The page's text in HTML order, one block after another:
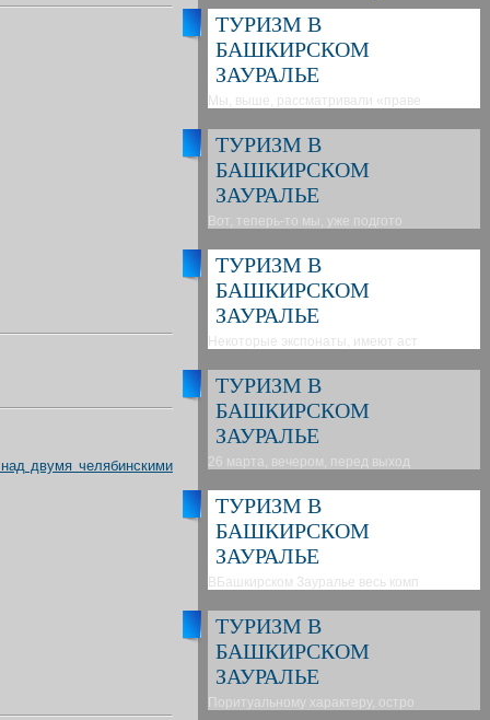
двумя челябинскими
ТУРИЗМ В
БАШКИРСКОМ
ЗАУРАЛЬЕ
Мы, выше, рассматривали «праве
ТУРИЗМ В
БАШКИРСКОМ
ЗАУРАЛЬЕ
Вот, теперь-то мы, уже подгото
ТУРИЗМ В
БАШКИРСКОМ
ЗАУРАЛЬЕ
Некоторые экспонаты, имеют аст
ТУРИЗМ В
БАШКИРСКОМ
ЗАУРАЛЬЕ
26 марта, вечером, перед выход
ТУРИЗМ В
БАШКИРСКОМ
ЗАУРАЛЬЕ
ВБашкирском Зауралье весь комп
ТУРИЗМ В
БАШКИРСКОМ
ЗАУРАЛЬЕ
Поритуальному характеру, остро